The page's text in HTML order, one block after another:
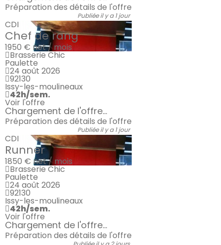
Préparation des détails de l'offre
Publiée il y a 1 jour
CDI
Chef de rang
1950 € net / mois
Brasserie Chic
Paulette
24 août 2026
92130
Issy-les-moulineaux
42h/sem.
Voir l'offre
Chargement de l'offre...
Préparation des détails de l'offre
Publiée il y a 1 jour
CDI
Runner
1850 € net / mois
Brasserie Chic
Paulette
24 août 2026
92130
Issy-les-moulineaux
42h/sem.
Voir l'offre
Chargement de l'offre...
Préparation des détails de l'offre